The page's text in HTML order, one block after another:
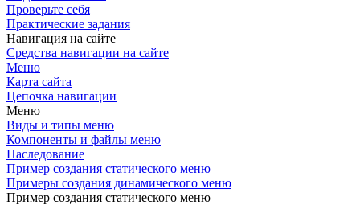
Проверьте себя
Практические задания
Навигация на сайте
Средства навигации на сайте
Меню
Карта сайта
Цепочка навигации
Меню
Виды и типы меню
Компоненты и файлы меню
Наследование
Пример создания статического меню
Примеры создания динамического меню
Пример создания статического меню